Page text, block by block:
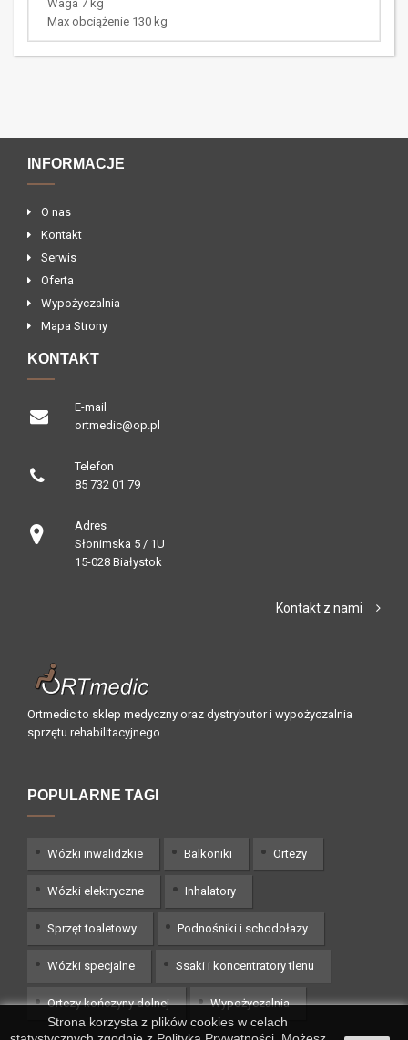
Waga 7 kg
Max obciążenie 130 kg
INFORMACJE
O nas
Kontakt
Serwis
Oferta
Wypożyczalnia
Mapa Strony
KONTAKT
E-mail
ortmedic@op.pl
Telefon
85 732 01 79
Adres
Słonimska 5 / 1U
15-028 Białystok
Kontakt z nami
Strona korzysta z plików cookies w celach
Ortmedic to sklep medyczny oraz dystrybutor i wypożyczalnia
sprzętu rehabilitacyjnego.
POPULARNE TAGI
Wózki inwalidzkie Balkoniki Ortezy
Wózki elektryczne Inhalatory
Sprzęt toaletowy Podnośniki i schodołazy
Wózki specjalne Ssaki i koncentratory tlenu
Ortezy kończyny dolnej Wypożyczalnia